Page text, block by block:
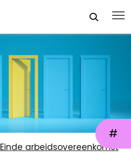
Einde arbeidsovereenkomst
#